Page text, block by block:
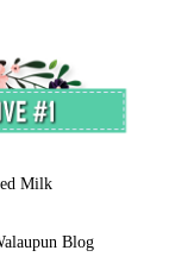
Milk
Blog